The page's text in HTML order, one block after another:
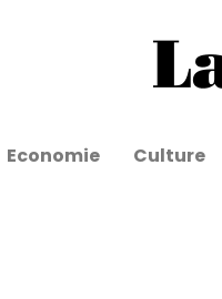
Economie Culture